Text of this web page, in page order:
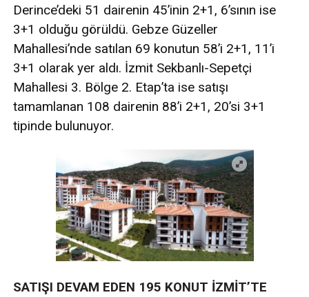
Derince’deki 51 dairenin 45’inin 2+1, 6’sının ise
3+1 olduğu görüldü. Gebze Güzeller
Mahallesi’nde satılan 69 konutun 58’i 2+1, 11’i
3+1 olarak yer aldı. İzmit Sekbanlı-Sepetçi
Mahallesi 3. Bölge 2. Etap’ta ise satışı
tamamlanan 108 dairenin 88’i 2+1, 20’si 3+1
tipinde bulunuyor.
SATIŞI DEVAM EDEN 195 KONUT İZMİT’TE